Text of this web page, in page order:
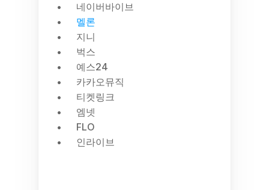
네이버바이브
멜론
지니
벅스
예스24
카카오뮤직
티켓링크
엠넷
FLO
인라이브